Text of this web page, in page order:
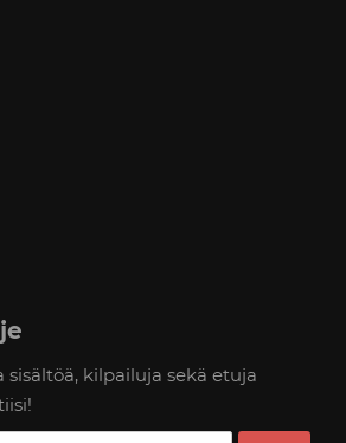
sisältöä, kilpailuja sekä etuja